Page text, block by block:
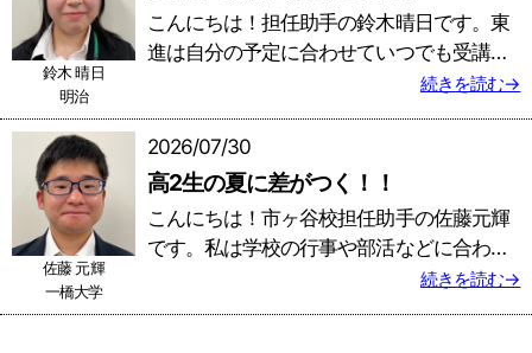
など全てのことに目的意識を持って生徒を
全力でサポートします！
鈴木 晴日
明治
こんにちは！担任助手の鈴木晴日です。東
進は自分の予定に合わせていつでも受講を
受けることが出来るので、部活も勉強も頑
は集中する環境が整っていて、担任助手の
方々のサポートや一緒に頑張れる仲間もい
ます！生徒に寄り添い、志望校合格へ全力
でサポートします。一緒に頑張りましょ
う！よろしくお願いします！
続きを読む→
佐藤 元輝
一橋大学
2026/07/30
高2生の夏に差がつく！！
こんにちは！市ヶ谷校担任助手の佐藤元輝
です。私は学校の行事や部活などに合わせ
て自分のペースで勉強することができると
続きを読む→